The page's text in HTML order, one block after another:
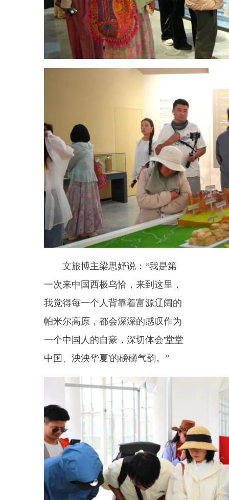
中国、泱泱华夏'的磅礴气韵。”
文旅博主杨文婧说：
“此次行
程我们先后参观了贝壳山、两山交
汇处和中国西极时光景区，各具特
色。贝壳山展现了亿万年前的海洋
然不同的地貌令人震撼。站在祖国
最西端的西极时光景区等待最后一
缕落日，更油然而生一种家国情
怀。这里还有‘最孤独的邮局’，对
面即是邻国。我们呼吁游客在游览
南疆白沙湖、喀拉库勒湖之余，也